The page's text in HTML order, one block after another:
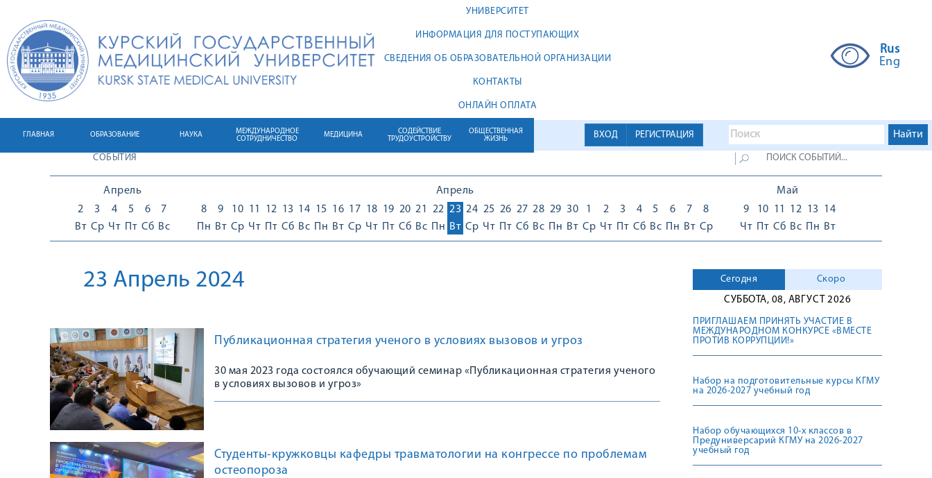
УНИВЕРСИТЕТ
ИНФОРМАЦИЯ ДЛЯ ПОСТУПАЮЩИХ
СВЕДЕНИЯ ОБ ОБРАЗОВАТЕЛЬНОЙ ОРГАНИЗАЦИИ
КОНТАКТЫ
ОНЛАЙН ОПЛАТА
Rus
Eng
ВХОД РЕГИСТРАЦИЯ
ГЛАВНАЯ ОБРАЗОВАНИЕ НАУКА
МЕЖДУНАРОДНОЕ
СОТРУДНИЧЕСТВО
МЕДИЦИНА
СОДЕЙСТВИЕ
ТРУДОУСТРОЙСТВУ
ОБЩЕСТВЕННАЯ
ЖИЗНЬ
СОБЫТИЯ
Апрель
2
Вт
3
Ср
4
Чт
5
Пт
6
Сб
7
Вс
Апрель
8
Пн
9
Вт
10
Ср
11
Чт
12
Пт
13
Сб
14
Вс
15
Пн
16
Вт
17
Ср
18
Чт
19
Пт
20
Сб
21
Вс
22
Пн
23
Вт
24
Ср
25
Чт
26
Пт
27
Сб
28
Вс
29
Пн
30
Вт
1
Ср
2
Чт
3
Пт
4
Сб
5
Вс
6
Пн
7
Вт
8
Ср
Май
9
Чт
10
Пт
11
Сб
12
Вс
13
Пн
14
Вт
23 Апрель 2024
Публикационная стратегия ученого в условиях вызовов и угроз
30 мая 2023 года состоялся обучающий семинар «Публикационная стратегия ученого
в условиях вызовов и угроз»
Студенты-кружковцы кафедры травматологии на конгрессе по проблемам
остеопороза
Сегодня
Скоро
СУББОТА, 08, АВГУСТ 2026
ПРИГЛАШАЕМ ПРИНЯТЬ УЧАСТИЕ В
МЕЖДУНАРОДНОМ КОНКУРСЕ «ВМЕСТЕ
ПРОТИВ КОРРУПЦИИ!»
Набор на подготовительные курсы КГМУ
на 2026-2027 учебный год
Набор обучающихся 10-х классов в
Предуниверсарий КГМУ на 2026-2027
учебный год